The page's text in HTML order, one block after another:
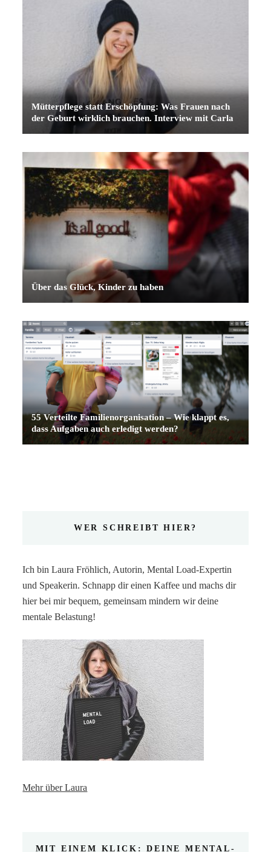
Mütterpflege statt Erschöpfung: Was Frauen nach
der Geburt wirklich brauchen. Interview mit Carla
Über das Glück, Kinder zu haben
55 Verteilte Familienorganisation – Wie klappt es,
dass Aufgaben auch erledigt werden?
WER SCHREIBT HIER?
Ich bin Laura Fröhlich, Autorin, Mental Load-Expertin
und Speakerin. Schnapp dir einen Kaffee und machs dir
hier bei mir bequem, gemeinsam mindern wir deine
mentale Belastung!
Mehr über Laura
MIT EINEM KLICK: DEINE MENTAL-